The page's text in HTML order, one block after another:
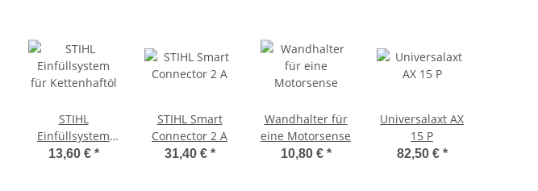
STIHL
Einfüllsystem
für Kettenhaftöl
13,60 € *
STIHL Smart
Connector 2 A
31,40 € *
Wandhalter für
eine Motorsense
10,80 € *
Universalaxt AX
15 P
82,50 € *